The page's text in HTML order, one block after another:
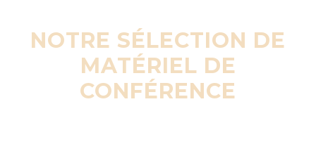
NOTRE SÉLECTION DE
MATÉRIEL DE
CONFÉRENCE